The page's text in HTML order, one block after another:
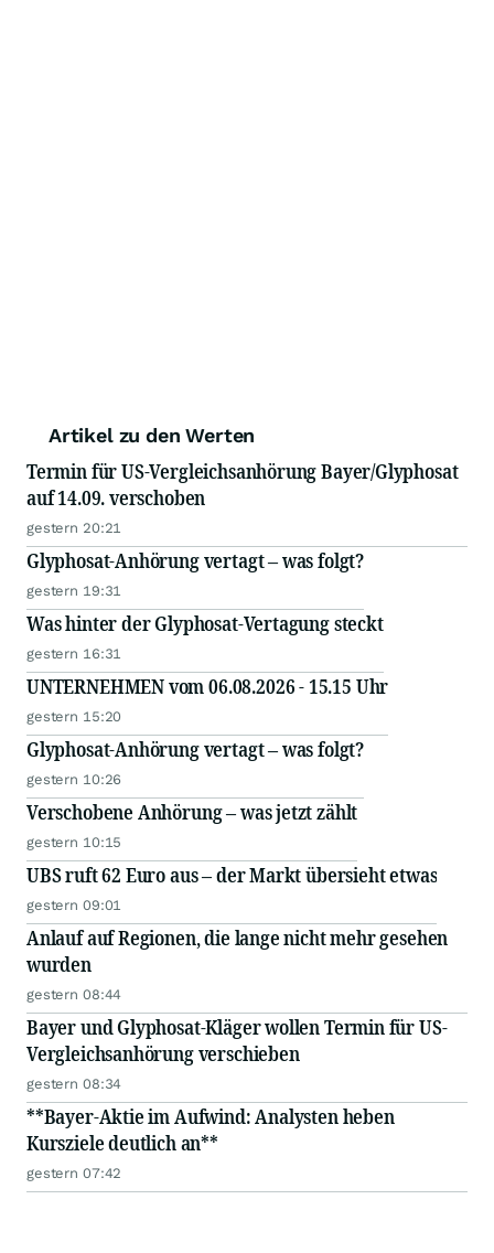
Artikel zu den Werten
Termin für US-Vergleichsanhörung Bayer/Glyphosat
auf 14.09. verschoben
gestern 20:21
Glyphosat-Anhörung vertagt – was folgt?
gestern 19:31
Was hinter der Glyphosat-Vertagung steckt
gestern 16:31
UNTERNEHMEN vom 06.08.2026 - 15.15 Uhr
gestern 15:20
Glyphosat-Anhörung vertagt – was folgt?
gestern 10:26
Verschobene Anhörung – was jetzt zählt
gestern 10:15
UBS ruft 62 Euro aus – der Markt übersieht etwas
gestern 09:01
Anlauf auf Regionen, die lange nicht mehr gesehen
wurden
gestern 08:44
Bayer und Glyphosat-Kläger wollen Termin für US-
Vergleichsanhörung verschieben
gestern 08:34
**Bayer-Aktie im Aufwind: Analysten heben
Kursziele deutlich an**
gestern 07:42